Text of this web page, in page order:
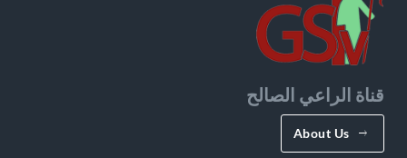
قناة الراعي الصالح
About Us